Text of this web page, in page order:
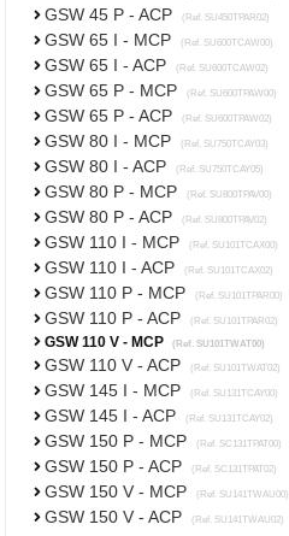
GSW 45 P - ACP (Ref. SU450TPAR02)
GSW 65 I - MCP (Ref. SU600TCAW00)
GSW 65 I - ACP (Ref. SU600TCAW02)
GSW 65 P - MCP (Ref. SU600TPAW00)
GSW 65 P - ACP (Ref. SU600TPAW02)
GSW 80 I - MCP (Ref. SU750TCAY03)
GSW 80 I - ACP (Ref. SU750TCAY05)
GSW 80 P - MCP (Ref. SU800TPAV00)
GSW 80 P - ACP (Ref. SU800TPAV02)
GSW 110 I - MCP (Ref. SU101TCAX00)
GSW 110 I - ACP (Ref. SU101TCAX02)
GSW 110 P - MCP (Ref. SU101TPAR00)
GSW 110 P - ACP (Ref. SU101TPAR02)
GSW 110 V - MCP (Ref. SU101TWAT00)
GSW 110 V - ACP (Ref. SU101TWAT02)
GSW 145 I - MCP (Ref. SU131TCAY00)
GSW 145 I - ACP (Ref. SU131TCAY02)
GSW 150 P - MCP (Ref. SC131TPAT00)
GSW 150 P - ACP (Ref. SC131TPAT02)
GSW 150 V - MCP (Ref. SU141TWAU00)
GSW 150 V - ACP (Ref. SU141TWAU02)